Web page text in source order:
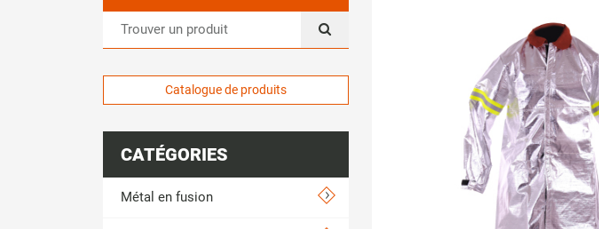
Catalogue de produits
CATÉGORIES
Métal en fusion